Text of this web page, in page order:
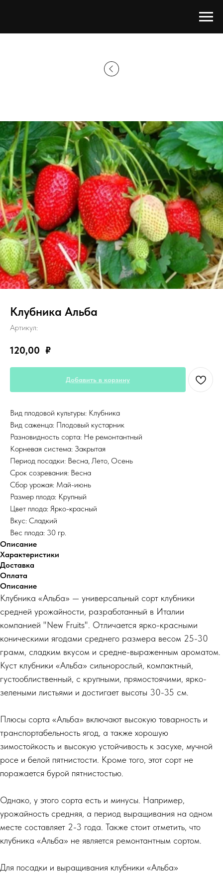
Клубника Альба
Артикул:
120,00 ₽
Добавить в корзину
Вид плодовой культуры: Клубника
Вид саженца: Плодовый кустарник
Разновидность сорта: Не ремонтантный
Корневая система: Закрытая
Период посадки: Весна, Лето, Осень
Срок созревания: Весна
Сбор урожая: Май-июнь
Размер плода: Крупный
Цвет плода: Ярко-красный
Вкус: Сладкий
Вес плода: 30 гр.
Описание
Характеристики
Доставка
Оплата
Описание
Клубника «Альба» — универсальный сорт клубники
средней урожайности, разработанный в Италии
компанией "New Fruits". Отличается ярко-красными
коническими ягодами среднего размера весом 25-30
грамм, сладким вкусом и средне-выраженным ароматом.
Куст клубники «Альба» сильнорослый, компактный,
густооблиственный, с крупными, прямостоячими, ярко-
зелеными листьями и достигает высоты 30-35 см.
Плюсы сорта «Альба» включают высокую товарность и
транспортабельность ягод, а также хорошую
зимостойкость и высокую устойчивость к засухе, мучной
росе и белой пятнистости. Кроме того, этот сорт не
поражается бурой пятнистостью.
Однако, у этого сорта есть и минусы. Например,
урожайность средняя, а период выращивания на одном
месте составляет 2-3 года. Также стоит отметить, что
клубника «Альба» не является ремонтантным сортом.
Для посадки и выращивания клубники «Альба»